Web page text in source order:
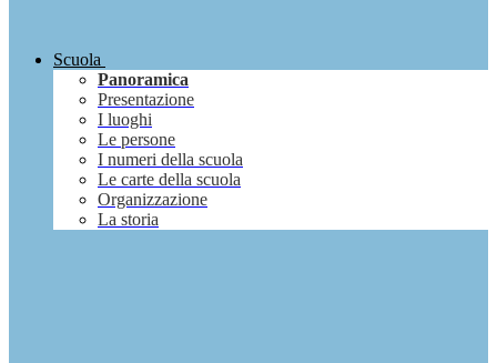
Scuola
Panoramica
Presentazione
I luoghi
Le persone
I numeri della scuola
Le carte della scuola
Organizzazione
La storia